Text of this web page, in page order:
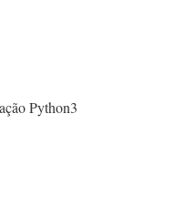
Python3